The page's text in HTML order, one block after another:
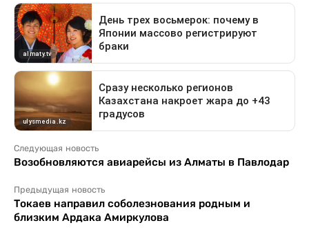
Следующая новость
Возобновляются авиарейсы из Алматы в Павлодар
Предыдущая новость
Токаев направил соболезнования родным и
близким Ардака Амиркулова